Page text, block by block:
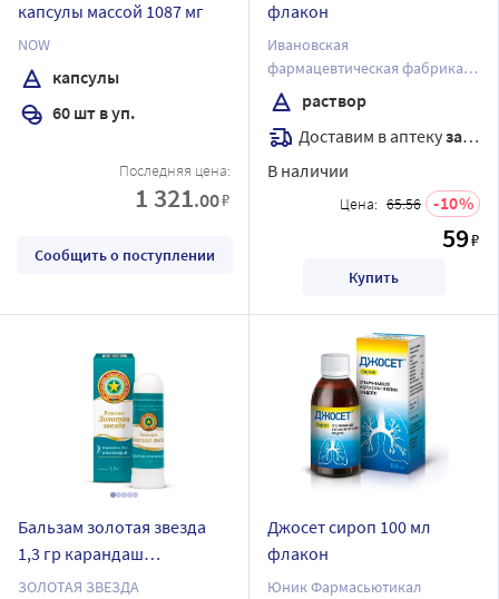
капсулы массой 1087 мг
NOW
капсулы
60 шт в уп.
Последняя цена:
1 321.00₽
Сообщить о поступлении
флакон
Ивановская
фармацевтическая фабрика
ОАО
раствор
Доставим в аптекузавтра
В наличии
Цена: 65.56 10
59₽
Купить
Бальзам золотая звезда
1,3 гр карандаш
лекарственный
ЗОЛОТАЯ ЗВЕЗДА
Джосет сироп 100 мл
флакон
Юник Фармасьютикал